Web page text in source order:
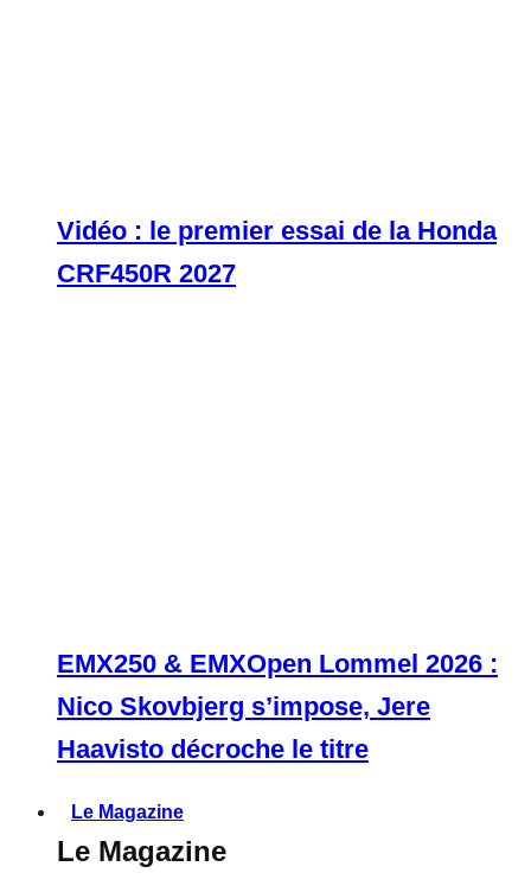
Vidéo : le premier essai de la Honda
CRF450R 2027
EMX250 & EMXOpen Lommel 2026 :
Nico Skovbjerg s’impose, Jere
Haavisto décroche le titre
Le Magazine
Le Magazine